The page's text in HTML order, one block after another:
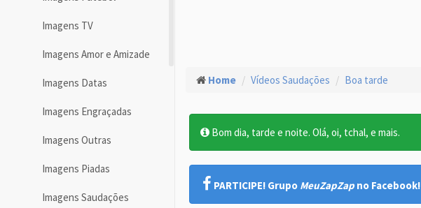
Imagens TV
Imagens Amor e Amizade
Imagens Datas
Imagens Engraçadas
Imagens Outras
Imagens Piadas
Imagens Saudações
Home Vídeos Saudações Boa tarde
Bom dia, tarde e noite. Olá, oi, tchal, e mais.
PARTICIPE! Grupo MeuZapZap no Facebook!